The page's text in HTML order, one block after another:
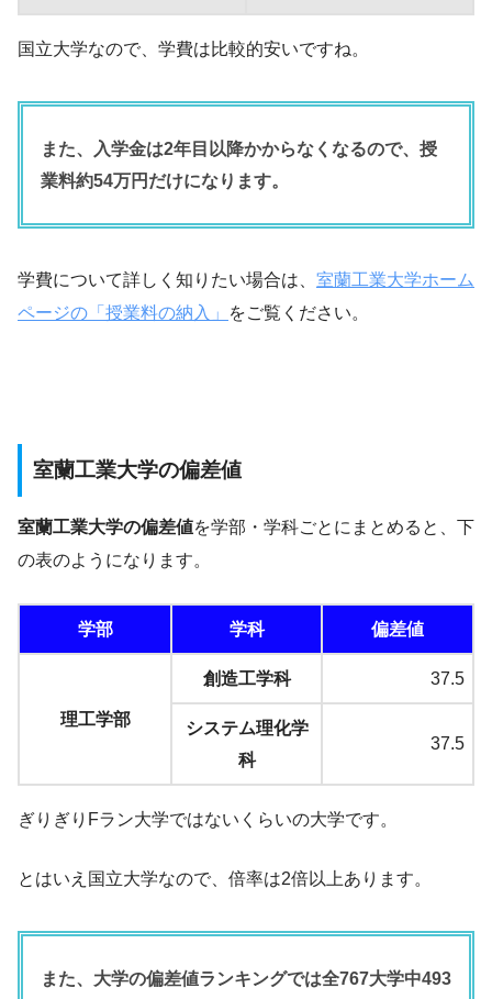
国立大学なので、学費は比較的安いですね。
また、入学金は2年目以降かからなくなるので、授
業料約54万円だけになります。
学費について詳しく知りたい場合は、 室蘭工業大学ホーム
ページの「授業料の納入」
をご覧ください。
室蘭工業大学の偏差値
室蘭工業大学の偏差値を学部・学科ごとにまとめると、下
の表のようになります。
学部 学科 偏差値
理工学部
創造工学科 37.5
システム理化学
科
37.5
ぎりぎりFラン大学ではないくらいの大学です。
とはいえ国立大学なので、倍率は2倍以上あります。
また、大学の偏差値ランキングでは全767大学中493